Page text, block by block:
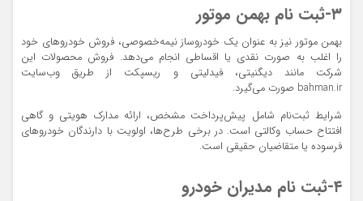
۳-ثبت نام بهمن موتور
بهمن موتور نیز به عنوان یک خودروساز نیمه‌خصوصی، فروش خودروهای خود
را اغلب به صورت نقدی یا اقساطی انجام می‌دهد. فروش محصولات این
شرکت مانند دیگنیتی، فیدلیتی و ریسپکت از طریق وب‌سایت
bahman.ir صورت می‌گیرد.
شرایط ثبت‌نام شامل پیش‌پرداخت مشخص، ارائه مدارک هویتی و گاهی
افتتاح حساب وکالتی است. در برخی طرح‌ها، اولویت با دارندگان خودروهای
فرسوده یا متقاضیان حقیقی است.
۴-ثبت نام مدیران خودرو